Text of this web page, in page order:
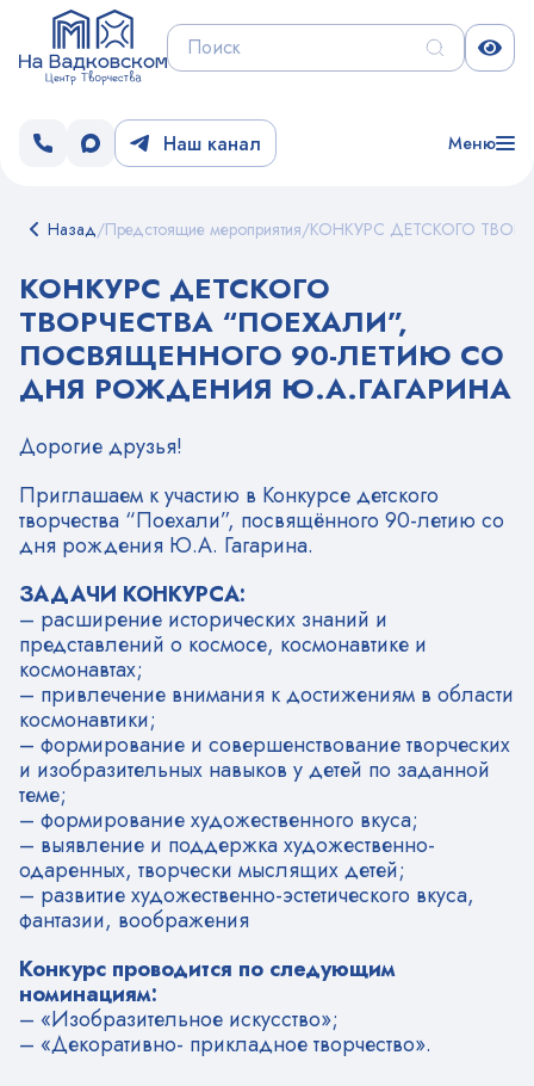
Наш канал Меню
Назад/Предстоящие мероприятия/КОНКУРС ДЕТСКОГО
КОНКУРС ДЕТСКОГО
ТВОРЧЕСТВА “ПОЕХАЛИ”,
ПОСВЯЩЕННОГО 90-ЛЕТИЮ СО
ДНЯ РОЖДЕНИЯ Ю.А.ГАГАРИНА
Дорогие друзья!
Приглашаем к участию в Конкурсе детского
творчества “Поехали”, посвящённого 90-летию со
дня рождения Ю.А. Гагарина.
ЗАДАЧИ КОНКУРСА:
– расширение исторических знаний и
представлений о космосе, космонавтике и
космонавтах;
– привлечение внимания к достижениям в области
космонавтики;
– формирование и совершенствование творческих
и изобразительных навыков у детей по заданной
теме;
– формирование художественного вкуса;
– выявление и поддержка художественно-
одаренных, творчески мыслящих детей;
– развитие художественно-эстетического вкуса,
фантазии, воображения
Конкурс проводится по следующим
номинациям:
– «Изобразительное искусство»;
– «Декоративно- прикладное творчество».